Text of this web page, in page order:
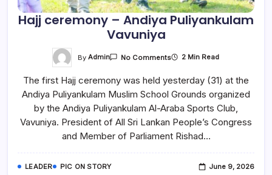
Hajj ceremony – Andiya Puliyankulam
Vavuniya
ByAdmin No CommentsOn
–
Puliyankulam
Vavuniya
2 Min Read
The first Hajj ceremony was held yesterday (31) at the
Andiya Puliyankulam Muslim School Grounds organized
by the Andiya Puliyankulam Al-Araba Sports Club,
Vavuniya. President of All Sri Lankan People’s Congress
and Member of Parliament Rishad…
LEADER PIC ON STORY June 9, 2026